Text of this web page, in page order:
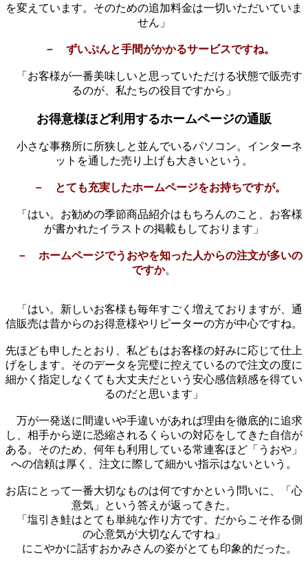
を変えています。そのための追加料金は一切いただいていま
せん」
－ ずいぷんと手間がかかるサービスですね。
「お客様が一番美味しいと思っていただける状態で販売す
るのが、私たちの役目ですから」
お得意様ほど利用するホームページの通販
小さな事務所に所狭しと並んでいるパソコン。インターネ
ットを通した売り上げも大きいという。
－ とても充実したホームページをお持ちですが。
「はい。お勧めの季節商品紹介はもちろんのこと、お客様
が書かれたイラストの掲載もしております」
－ ホームページでうおやを知った人からの注文が多いの
ですか。
「はい。新しいお客様も毎年すごく増えておりますが、通
信販売は昔からのお得意様やリピーターの方が中心ですね。
先ほども申したとおり、私どもはお客様の好みに応じて仕上
げをします。そのデータを完璧に控えているので注文の度に
細かく指定しなくても大丈夫だという安心感信頼感を得てい
るのだと思います」
万が一発送に間違いや手違いがあれば理由を徹底的に追求
し、相手から逆に恐縮されるくらいの対応をしてきた自信が
ある。そのため、何年も利用している常連客ほど「うおや」
への信頼は厚く、注文に際して細かい指示はないという。
お店にとって一番大切なものは何ですかという問いに、「心
意気」という答えが返ってきた。
「塩引き鮭はとても単純な作り方です。だからこそ作る側
の心意気が大切なんですね」
にこやかに話すおかみさんの姿がとても印象的だった。